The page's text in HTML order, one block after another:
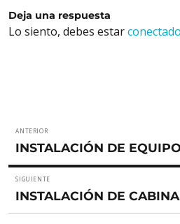
Deja una respuesta
Lo siento, debes estarconectado
Navegación
de
entradas
ANTERIOR
Entrada
anterior:
INSTALACIÓN DE
SIGUIENTE
Entrada
siguiente:
INSTALACIÓN DE